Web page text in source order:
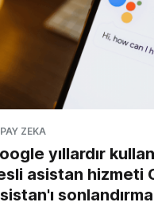
ZEKA
yıllardır
asistan hizmeti
sonlandırma